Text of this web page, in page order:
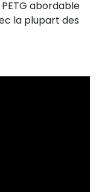
abordable
la plupart des